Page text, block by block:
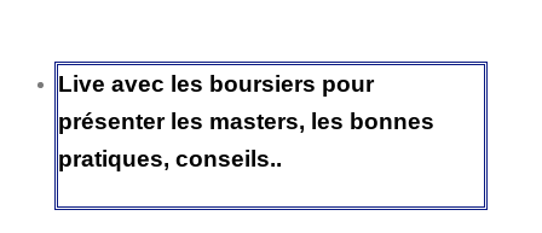
Live avec les boursiers pour
présenter les masters, les bonnes
pratiques, conseils..